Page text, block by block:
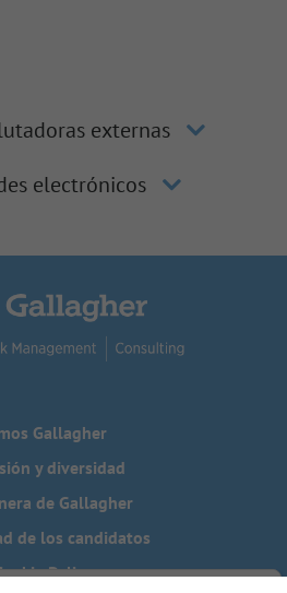
externas
electrónicos
Gallagher
y diversidad
de Gallagher
de los candidatos
Policy